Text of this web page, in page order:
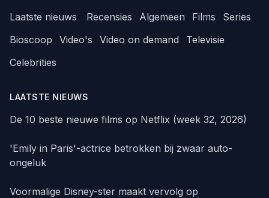
Laatste nieuws Recensies Algemeen Films
Series
Bioscoop
Video's Video on demand
Televisie
Celebrities
LAATSTE NIEUWS
De 10 beste nieuwe films op Netflix (week 32, 2026)
'Emily in Paris'-actrice betrokken bij zwaar auto-
ongeluk
Voormalige Disney-ster maakt vervolg op